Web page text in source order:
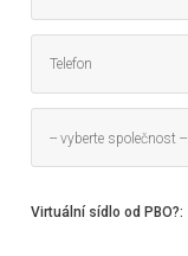
-- vyberte společnost --
Virtuální sídlo od PBO?: